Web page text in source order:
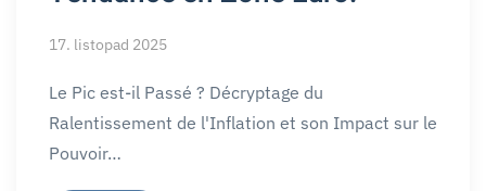
17. listopad 2025
Le Pic est-il Passé ? Décryptage du
Ralentissement de l'Inflation et son Impact sur le
Pouvoir…